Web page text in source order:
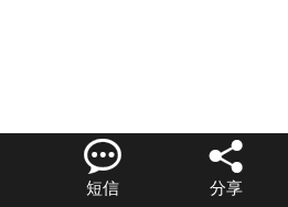

短信

分享